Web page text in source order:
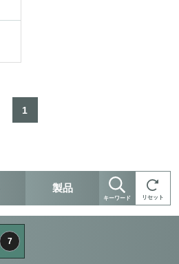
1
製品
キーワード リセット
7